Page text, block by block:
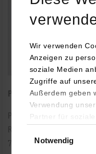
Wir verwenden
Anzeigen zu
soziale Medien
Zugriffe auf
Außerdem geben
Verwendung
Partner für
YouTube, Google
Notwendig
Professorin für
Paulinenstraße 50
Raum: 214
70178
Stuttgart